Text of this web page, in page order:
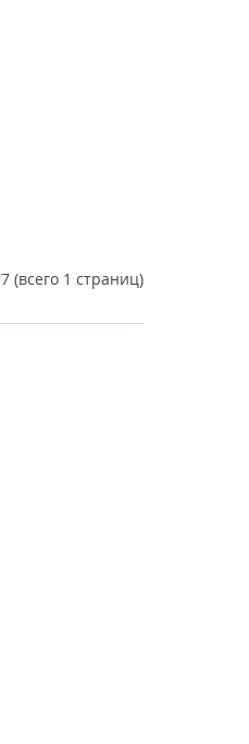
(всего 1 страниц)